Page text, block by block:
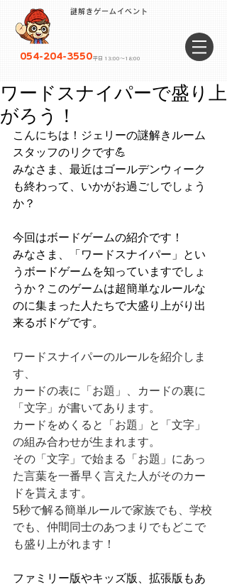
謎解きゲームイベント
054-204-3550 平日 13:00〜18:00
ワードスナイパーで盛り上
がろう！
こんにちは！ジェリーの謎解きルーム
スタッフのリクです💪
みなさま、最近はゴールデンウィーク
も終わって、いかがお過ごしでしょう
か？
今回はボードゲームの紹介です！
みなさま、「ワードスナイパー」とい
うボードゲームを知っていますでしょ
うか？このゲームは超簡単なルールな
のに集まった人たちで大盛り上がり出
来るボドゲです。
ワードスナイパーのルールを紹介しま
す、
カードの表に「お題」、カードの裏に
「文字」が書いてあります。
カードをめくると「お題」と「文字」
の組み合わせが生まれます。
その「文字」で始まる「お題」にあっ
た言葉を一番早く言えた人がそのカー
ドを貰えます。
5秒で解る簡単ルールで家族でも、学校
でも、仲間同士のあつまりでもどこで
も盛り上がれます！
ファミリー版やキッズ版、拡張版もあ